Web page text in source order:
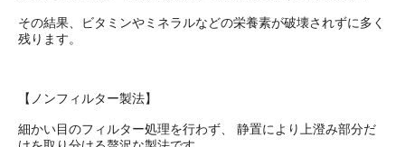
その結果、ビタミンやミネラルなどの栄養素が破壊されずに多く
残ります。
【ノンフィルター製法】
細かい目のフィルター処理を行わず、 静置により上澄み部分だ